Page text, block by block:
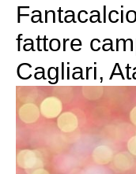
fattore
Cagliari,